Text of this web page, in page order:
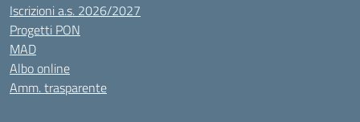
Iscrizioni a.s. 2026/2027
Progetti PON
MAD
Albo online
Amm. trasparente